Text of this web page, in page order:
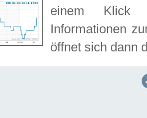
einem Klick
Informationen
öffnet sich dann